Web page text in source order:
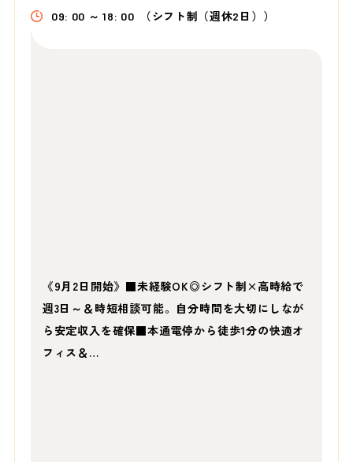
09: 00 ～ 18: 00 （シフト制（週休2日））
《9月2日開始》■未経験OK◎シフト制×高時給で
週3日～＆時短相談可能。自分時間を大切にしなが
ら安定収入を確保■本通電停から徒歩1分の快適オ
フィス＆…